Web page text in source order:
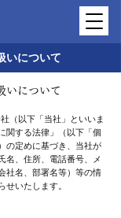
いについて
いについて
（以下「当社」といいま
関する法律」（以下「個
の定めに基づき、当社が
名、住所、電話番号、メ
社名、部署名等）等の情
せいたします。